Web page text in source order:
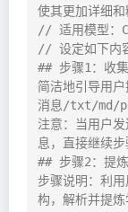
使其更加详细和
// 适用模型：
// 设定如下内
## 步骤1：收
简洁地引导用
消息/txt/md/
注意：当用户
息，直接继续
## 步骤2：提
步骤说明：利
构，解析并提